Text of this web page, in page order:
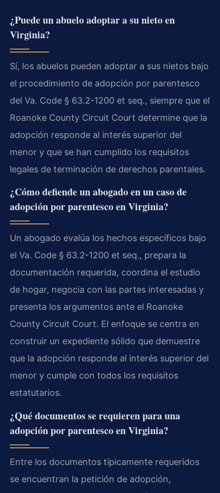
¿Puede un abuelo adoptar a su nieto en
Virginia?
Sí, los abuelos pueden adoptar a sus nietos bajo
el procedimiento de adopción por parentesco
del Va. Code § 63.2-1200 et seq., siempre que el
Roanoke County Circuit Court determine que la
adopción responde al interés superior del
menor y que se han cumplido los requisitos
legales de terminación de derechos parentales.
¿Cómo defiende un abogado en un caso de
adopción por parentesco en Virginia?
Un abogado evalúa los hechos específicos bajo
el Va. Code § 63.2-1200 et seq., prepara la
documentación requerida, coordina el estudio
de hogar, negocia con las partes interesadas y
presenta los argumentos ante el Roanoke
County Circuit Court. El enfoque se centra en
construir un expediente sólido que demuestre
que la adopción responde al interés superior del
menor y cumple con todos los requisitos
estatutarios.
¿Qué documentos se requieren para una
adopción por parentesco en Virginia?
Entre los documentos típicamente requeridos
se encuentran la petición de adopción,